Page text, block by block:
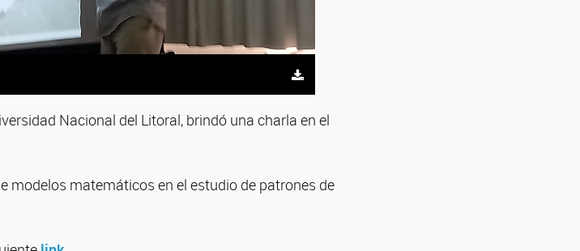
Nacional del Litoral, brindó una charla en el
modelos matemáticos en el estudio de patrones de